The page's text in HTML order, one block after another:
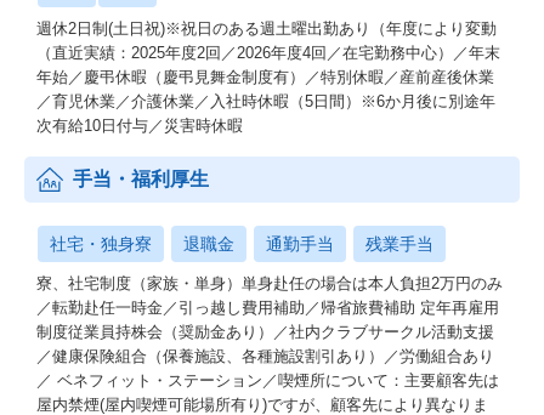
週休2日制(土日祝)※祝日のある週土曜出勤あり（年度により変動
（直近実績：2025年度2回／2026年度4回／在宅勤務中心）／年末
年始／慶弔休暇（慶弔見舞金制度有）／特別休暇／産前産後休業
／育児休業／介護休業／入社時休暇（5日間）※6か月後に別途年
次有給10日付与／災害時休暇
手当・福利厚生
社宅・独身寮 退職金 通勤手当 残業手当
寮、社宅制度（家族・単身）単身赴任の場合は本人負担2万円のみ
／転勤赴任一時金／引っ越し費用補助／帰省旅費補助 定年再雇用
制度従業員持株会（奨励金あり）／社内クラブサークル活動支援
／健康保険組合（保養施設、各種施設割引あり）／労働組合あり
／ ベネフィット・ステーション／喫煙所について：主要顧客先は
屋内禁煙(屋内喫煙可能場所有り)ですが、顧客先により異なりま